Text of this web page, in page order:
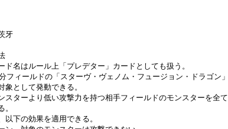
牙
ド名はルール上「プレデター」カードとしても扱う。
フィールドの「スターヴ・ヴェノム・フュージョン・ドラゴン」
象として発動できる。
スターより低い攻撃力を持つ相手フィールドのモンスターを全て
。
以下の効果を適用できる。